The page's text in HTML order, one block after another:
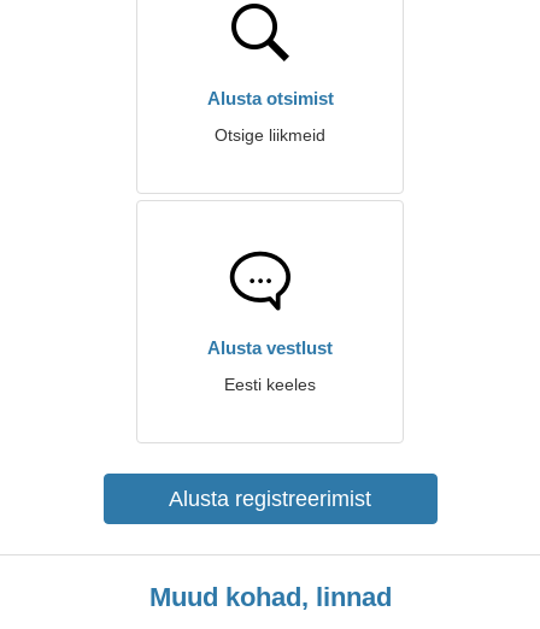
Alusta otsimist
Otsige liikmeid
Alusta vestlust
Eesti keeles
Alusta registreerimist
Muud kohad, linnad